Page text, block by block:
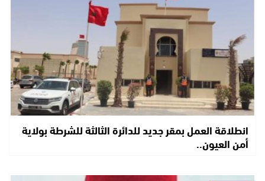
انطلاقة العمل بمقر جديد للدائرة الثالثة للشرطة بولاية
أمن العيون..